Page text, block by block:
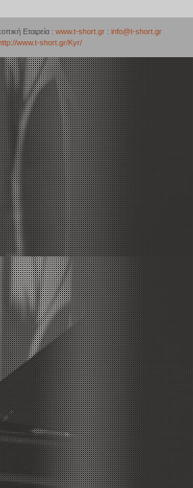
Εταιρεία : www.t-short.gr : info@t-short.gr
www.t-short.gr/Kyr/